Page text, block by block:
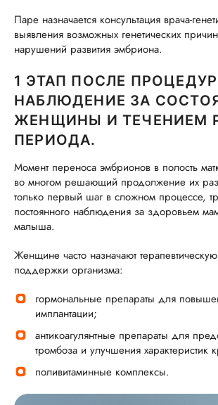
Паре назначается консультация врача-
выявления возможных генетических
нарушений развития эмбриона.
1 ЭТАП ПОСЛЕ
НАБЛЮДЕНИЕ ЗА
ЖЕНЩИНЫ И ТЕЧЕНИЕМ
ПЕРИОДА.
Момент переноса эмбрионов в полость
во многом решающий продолжение их
только первый шаг в сложном процессе,
постоянного наблюдения за здоровьем
малыша.
Женщине часто назначают
поддержки организма:
гормональные препараты для
имплантации;
антикоагулянтные препараты для
тромбоза и улучшения характеристик
поливитаминные комплексы.